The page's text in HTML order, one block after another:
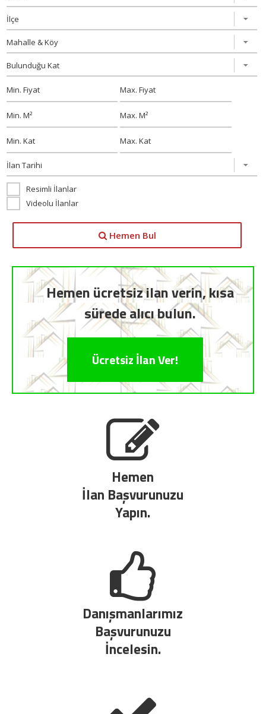
Resimli İlanlar
Videolu İlanlar
Hemen Bul
Hemen ücretsiz ilan verin, kısa
sürede alıcı bulun.
Ücretsiz İlan Ver!
Hemen
İlan Başvurunuzu
Yapın.
Danışmanlarımız
Başvurunuzu
İncelesin.